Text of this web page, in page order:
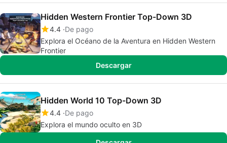
Hidden Western Frontier Top-Down 3D
4.4 De pago
Explora el Océano de la Aventura en Hidden Western
Frontier
Descargar
Hidden World 10 Top-Down 3D
4.4 De pago
Explora el mundo oculto en 3D